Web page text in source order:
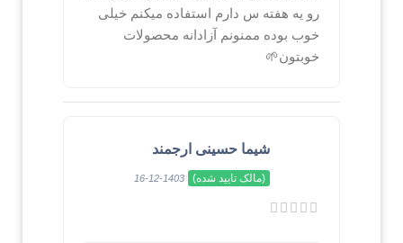
رو یه هفته س دارم استفاده میکنم خیلی
خوب بوده ممنونم آزادانه محصولات
خوبتون🌱
شیما حسینی ارجمند
(مالک تایید شده) 1403-12-16